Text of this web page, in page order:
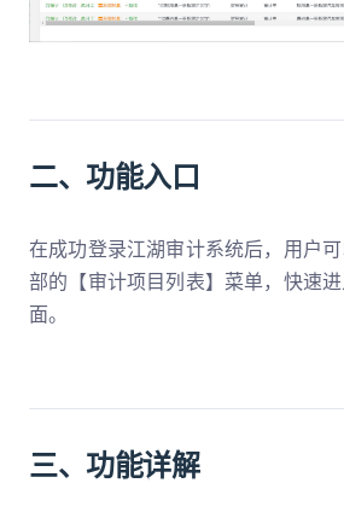
二、功能入口
在成功登录江湖审计系统后，用户
部的【审计项目列表】菜单，快速
面。
三、功能详解